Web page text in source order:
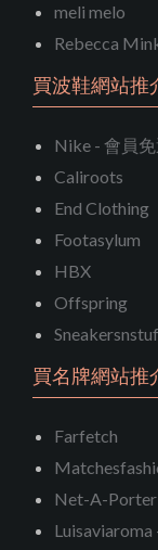
meli melo
Rebecca
買波鞋網站推
Nike - 會員
Caliroots
End Clothing
Footasylum
HBX
Offspring
買名牌網站推
Farfetch
Net-A-Porter